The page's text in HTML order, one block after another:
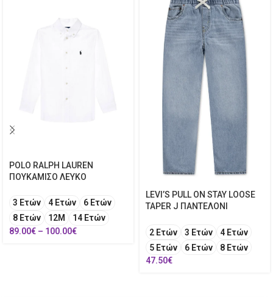
POLO RALPH LAUREN
ΠΟΥΚΑΜΙΣΟ ΛΕΥΚΟ
3 Ετών 4 Ετών
6 Ετών
8 Ετών
12Μ
14 Ετών
89.00€ – 100.00€
LEVI’S PULL ON STAY LOOSE
TAPER J ΠΑΝΤΕΛΟΝΙ
2 Ετών 3 Ετών
4 Ετών
5 Ετών
6 Ετών
8 Ετών
47.50€